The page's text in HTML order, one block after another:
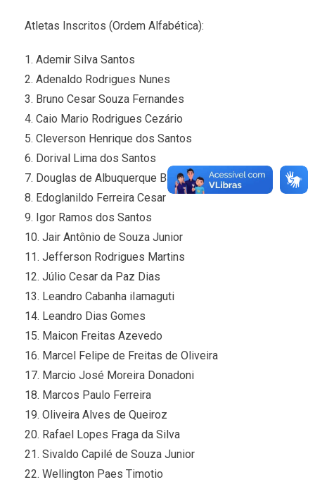
Atletas Inscritos (Ordem Alfabética):
1. Ademir Silva Santos
2. Adenaldo Rodrigues Nunes
3. Bruno Cesar Souza Fernandes
4. Caio Mario Rodrigues Cezário
5. Cleverson Henrique dos Santos
6. Dorival Lima dos Santos
7. Douglas de Albuquerque Barbosa
8. Edoglanildo Ferreira Cesar
9. Igor Ramos dos Santos
10. Jair Antônio de Souza Junior
11. Jefferson Rodrigues Martins
12. Júlio Cesar da Paz Dias
13. Leandro Cabanha iIamaguti
14. Leandro Dias Gomes
15. Maicon Freitas Azevedo
16. Marcel Felipe de Freitas de Oliveira
17. Marcio José Moreira Donadoni
18. Marcos Paulo Ferreira
19. Oliveira Alves de Queiroz
20. Rafael Lopes Fraga da Silva
21. Sivaldo Capilé de Souza Junior
22. Wellington Paes Timotio